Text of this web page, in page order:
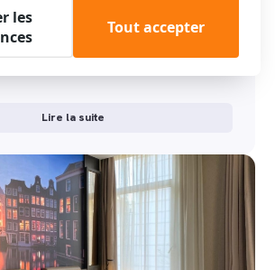
– toujours la chambre d'hôtel qui
Que vous voyagiez seul, avec votre
Lire la suite
les
Tout accepter